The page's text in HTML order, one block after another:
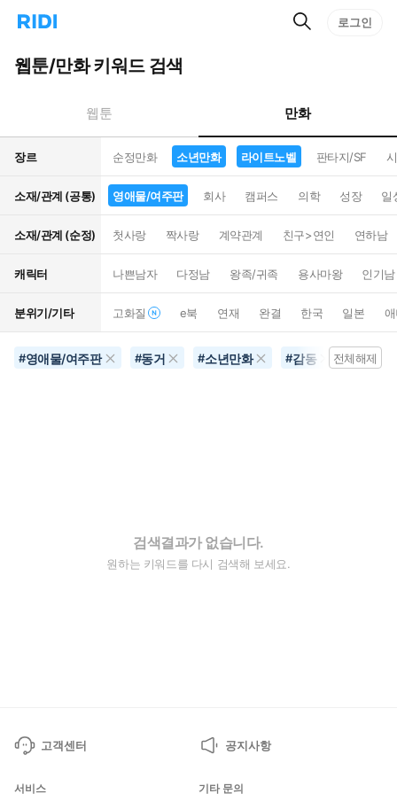
리
홈
으
턴
트
검
로그인
웹툰/만화 키워드 검색
웹툰 만화
장르 순정만화 소년만화 라이트노벨 판타지/SF
소재/관계 (공통) 영애물/여주판 회사 캠퍼스 의학 성장 일
소재/관계 (순정) 첫사랑 짝사랑 계약관계 친구>연인 연하남
캐릭터 나쁜남자 다정남 왕족/귀족 용사마왕 인기남
분위기/기타 고화질 e북 연재 완결 한국 일본
#영애물/여주판 #동거 #소년만화 #감동 #라이트
전체해제
검색결과가 없습니다.
원하는 키워드를 다시 검색해 보세요.
고객센터 공지사항
서비스 기타 문의